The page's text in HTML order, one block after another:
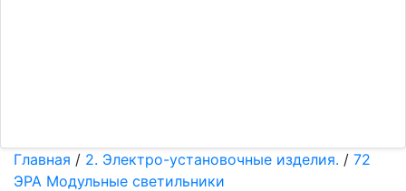
Главная / 2. Электро-установочные изделия. / 72
ЭРА Модульные светильники